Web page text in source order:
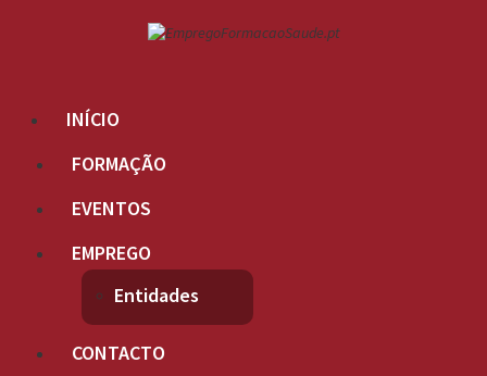
INÍCIO
FORMAÇÃO
EVENTOS
EMPREGO
Entidades
CONTACTO